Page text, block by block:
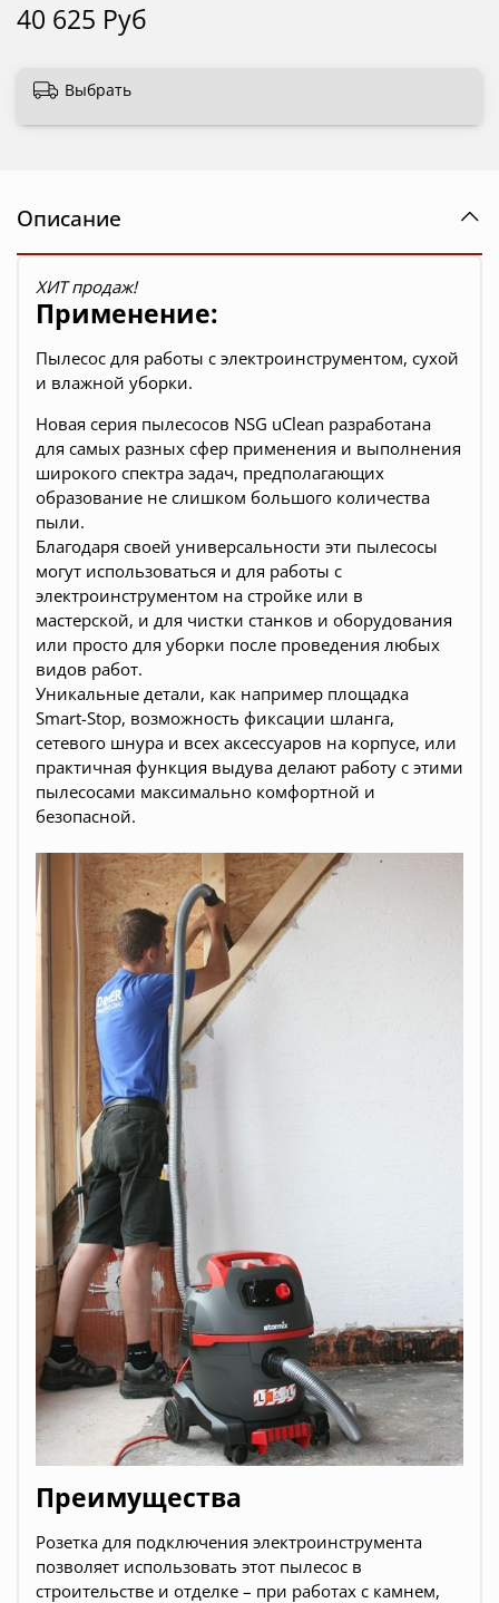
40 625 Руб
Выбрать
Описание
ХИТ продаж!
Применение:
Пылесос для работы с электроинструментом, сухой
и влажной уборки.
Новая серия пылесосов NSG uClean разработана
для самых разных сфер применения и выполнения
широкого спектра задач, предполагающих
образование не слишком большого количества
пыли.
Благодаря своей универсальности эти пылесосы
могут использоваться и для работы с
электроинструментом на стройке или в
мастерской, и для чистки станков и оборудования
или просто для уборки после проведения любых
видов работ.
Уникальные детали, как например площадка
Smart-Stop, возможность фиксации шланга,
сетевого шнура и всех аксессуаров на корпусе, или
практичная функция выдува делают работу с этими
пылесосами максимально комфортной и
безопасной.
Преимущества
Розетка для подключения электроинструмента
позволяет использовать этот пылесос в
строительстве и отделке – при работах с камнем,